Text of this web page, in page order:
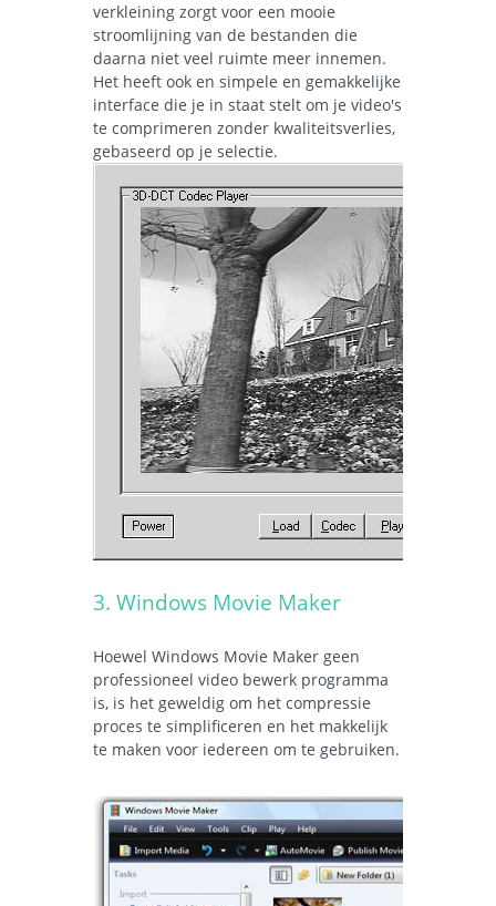
verkleining zorgt voor een mooie
stroomlijning van de bestanden die
daarna niet veel ruimte meer innemen.
Het heeft ook en simpele en gemakkelijke
interface die je in staat stelt om je video's
te comprimeren zonder kwaliteitsverlies,
gebaseerd op je selectie.
3. Windows Movie Maker
Hoewel Windows Movie Maker geen
professioneel video bewerk programma
is, is het geweldig om het compressie
proces te simplificeren en het makkelijk
te maken voor iedereen om te gebruiken.